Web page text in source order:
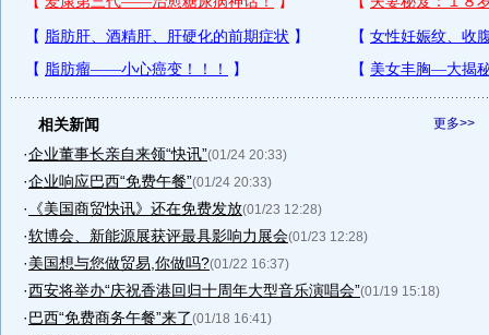
更多>>
相关新闻
·企业董事长亲自来领“快讯”(01/24 20:33)
·企业响应巴西“免费午餐”(01/24 20:33)
· 《美国商贸快讯》还在免费发放(01/23 12:28)
·软博会、新能源展获评最具影响力展会(01/23 12:28)
·美国想与您做贸易,你做吗?(01/22 16:37)
·西安将举办“庆祝香港回归十周年大型音乐演唱会”(01/19 15:18)
·巴西“免费商务午餐”来了(01/18 16:41)